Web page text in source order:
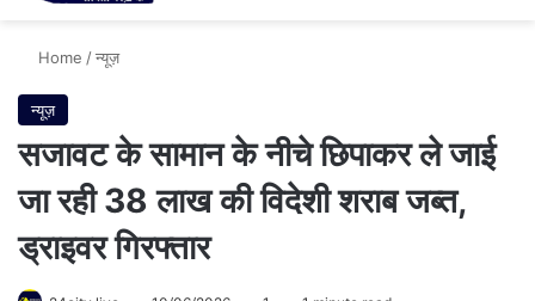
Home /न्यूज़
न्यूज़
सजावट के सामान के नीचे छिपाकर ले जाई
जा रही 38 लाख की विदेशी शराब जब्त,
ड्राइवर गिरफ्तार